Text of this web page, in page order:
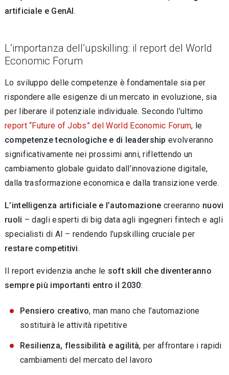
artificiale e GenAI .
L’importanza dell’upskilling: il report del World
Economic Forum
Lo sviluppo delle competenze è fondamentale sia per
rispondere alle esigenze di un mercato in evoluzione, sia
per liberare il potenziale individuale. Secondo l’ultimo
report “Future of Jobs” del World Economic Forum, le
competenze tecnologiche e di leadership evolveranno
significativamente nei prossimi anni, riflettendo un
cambiamento globale guidato dall’innovazione digitale,
dalla trasformazione economica e dalla transizione verde.
L’intelligenza artificiale e l’automazione creeranno nuovi
ruoli – dagli esperti di big data agli ingegneri fintech e agli
specialisti di AI – rendendo l’upskilling cruciale per
restare competitivi.
Il report evidenzia anche le soft skill che diventeranno
sempre più importanti entro il 2030:
Pensiero creativo, man mano che l’automazione
sostituirà le attività ripetitive
Resilienza, flessibilità e agilità, per affrontare i rapidi
cambiamenti del mercato del lavoro